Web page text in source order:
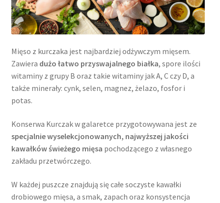
Mięso z kurczaka jest najbardziej odżywczym mięsem.
Zawiera dużo łatwo przyswajalnego białka, spore ilości
witaminy z grupy B oraz takie witaminy jak A, C czy D, a
także minerały: cynk, selen, magnez, żelazo, fosfor i
potas.
Konserwa Kurczak w galaretce przygotowywana jest ze
specjalnie wyselekcjonowanych, najwyższej jakości
kawałków świeżego mięsa pochodzącego z własnego
zakładu przetwórczego.
W każdej puszcze znajdują się całe soczyste kawałki
drobiowego mięsa, a smak, zapach oraz konsystencja